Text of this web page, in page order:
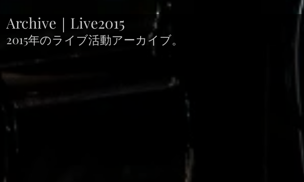
Archive｜Live2015
2015年のライブ活動アーカイブ。